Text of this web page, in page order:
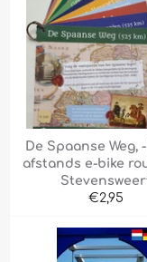
De Spaanse Weg,
afstands e-bike
Normale
€2,95